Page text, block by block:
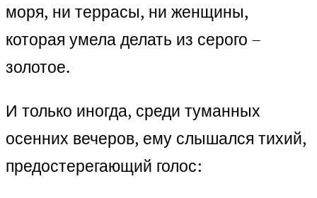
моря, ни террасы, ни женщины,
которая умела делать из серого –
золотое.
И только иногда, среди туманных
осенних вечеров, ему слышался тихий,
предостерегающий голос: